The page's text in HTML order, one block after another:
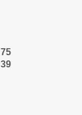
навчитеся
пробує себе під
або стильну